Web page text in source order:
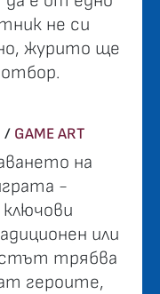
не си
журито ще
/ GAME ART
на
-
ключови
или
трябва
героите,